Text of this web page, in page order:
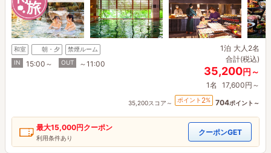
和室 朝・夕
禁煙ルーム
IN
15:00～ OUT ～11:00
1泊 大人2名
合計(税込)
35,200円～
1名 17,600円～
35,200スコア～ ポイント 2% 704ポイント～
最大15,000円クーポン
利用条件あり
クーポンGET